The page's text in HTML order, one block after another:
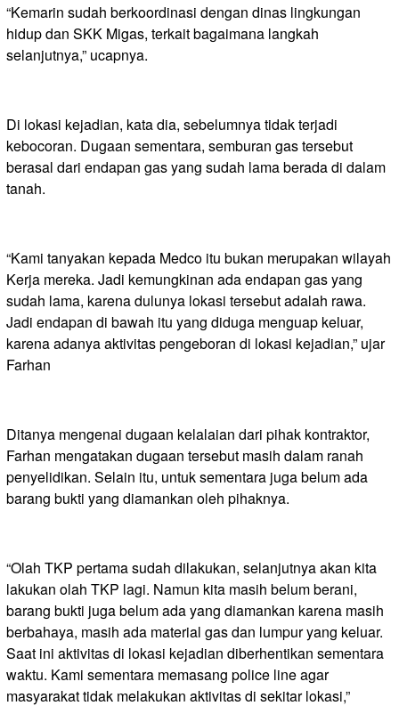
“Kemarin sudah berkoordinasi dengan dinas lingkungan
hidup dan SKK Migas, terkait bagaimana langkah
selanjutnya,” ucapnya.
Di lokasi kejadian, kata dia, sebelumnya tidak terjadi
kebocoran. Dugaan sementara, semburan gas tersebut
berasal dari endapan gas yang sudah lama berada di dalam
tanah.
“Kami tanyakan kepada Medco itu bukan merupakan wilayah
Kerja mereka. Jadi kemungkinan ada endapan gas yang
sudah lama, karena dulunya lokasi tersebut adalah rawa.
Jadi endapan di bawah itu yang diduga menguap keluar,
karena adanya aktivitas pengeboran di lokasi kejadian,” ujar
Farhan
Ditanya mengenai dugaan kelalaian dari pihak kontraktor,
Farhan mengatakan dugaan tersebut masih dalam ranah
penyelidikan. Selain itu, untuk sementara juga belum ada
barang bukti yang diamankan oleh pihaknya.
“Olah TKP pertama sudah dilakukan, selanjutnya akan kita
lakukan olah TKP lagi. Namun kita masih belum berani,
barang bukti juga belum ada yang diamankan karena masih
berbahaya, masih ada material gas dan lumpur yang keluar.
Saat ini aktivitas di lokasi kejadian diberhentikan sementara
waktu. Kami sementara memasang police line agar
masyarakat tidak melakukan aktivitas di sekitar lokasi,”